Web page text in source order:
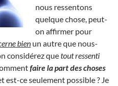
nous ressentons
quelque chose, peut-
on affirmer pour
bien un autre que nous-
considérez quetout ressenti
faire la part des choses
est-ce seulement possible ? Je